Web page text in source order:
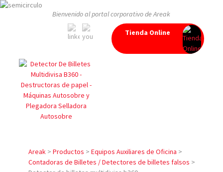
Bienvenido al portal corporativo de Areak
Tienda Online
Areak> Productos > Equipos Auxiliares de Oficina >
Contadoras de Billetes / Detectores de billetes falsos >